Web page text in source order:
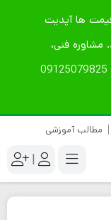
روزه دارند. قیمت ها آپدیت
فنی،
مطالب آموزشی
|